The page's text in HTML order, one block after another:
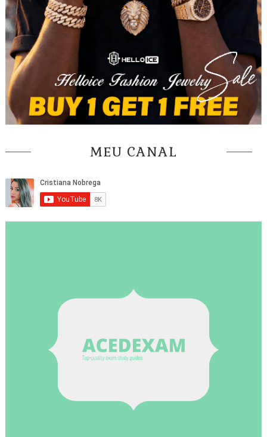
MEU CANAL